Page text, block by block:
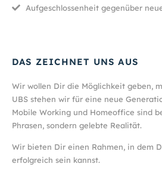
Aufgeschlossenheit gegenüber
DAS ZEICHNET UNS AUS
Wir wollen Dir die Möglichkeit geben,
UBS stehen wir für eine neue
Mobile Working und Homeoffice sind
Phrasen, sondern gelebte Realität.
Wir bieten Dir einen Rahmen, in dem
erfolgreich sein kannst.